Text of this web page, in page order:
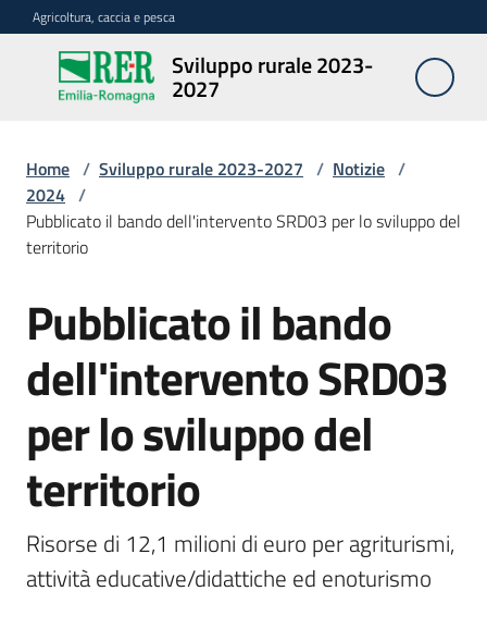
Vai al contenuto
Vai alla navigazione
Vai al footer
Agricoltura, caccia e pesca
Sviluppo rurale 2023-
2027
Sviluppo
rurale
2027
Programma
Opportunità
Disposizioni
attuative
regionali
Normativa
Home / Sviluppo rurale 2023-2027 / Notizie /
2024 /
Pubblicato il bando dell'intervento SRD03 per lo sviluppo del
territorio
Salta al contenuto
Pubblicato il bando
dell'intervento SRD03
per lo sviluppo del
territorio
Risorse di 12,1 milioni di euro per agriturismi,
attività educative/didattiche ed enoturismo